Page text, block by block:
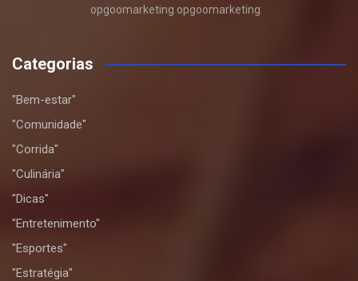
opgoomarketing opgoomarketing
Categorias
"Bem-estar"
"Comunidade"
"Corrida"
"Culinária"
"Dicas"
"Entretenimento"
"Esportes"
"Estratégia"